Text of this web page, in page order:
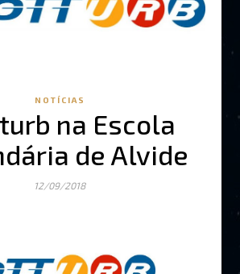
NOTÍCIAS
na Escola
de Alvide
12/09/2018